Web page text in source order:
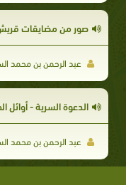
صور من مضايقات قريش
عبد الرحمن بن محمد
الدعوة السرية - أوائل المؤمنين - 3سنوات من الدعوة السرية -
عبد الرحمن بن محمد